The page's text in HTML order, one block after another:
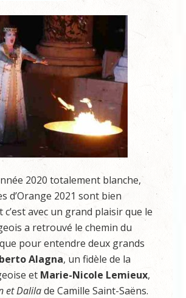
2020 totalement blanche,
d’Orange 2021 sont bien
c’est avec un grand plaisir que le
a retrouvé le chemin du
pour entendre deux grands
Alagna, un fidèle de la
etMarie-Nicole Lemieux,
et Dalilade Camille Saint-Saëns.